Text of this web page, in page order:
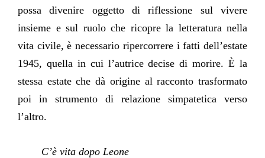
possa divenire oggetto di riflessione sul vivere
insieme e sul ruolo che ricopre la letteratura nella
vita civile, è necessario ripercorrere i fatti dell’estate
1945, quella in cui l’autrice decise di morire. È la
stessa estate che dà origine al racconto trasformato
poi in strumento di relazione simpatetica verso
l’altro.
C’è vita dopo Leone